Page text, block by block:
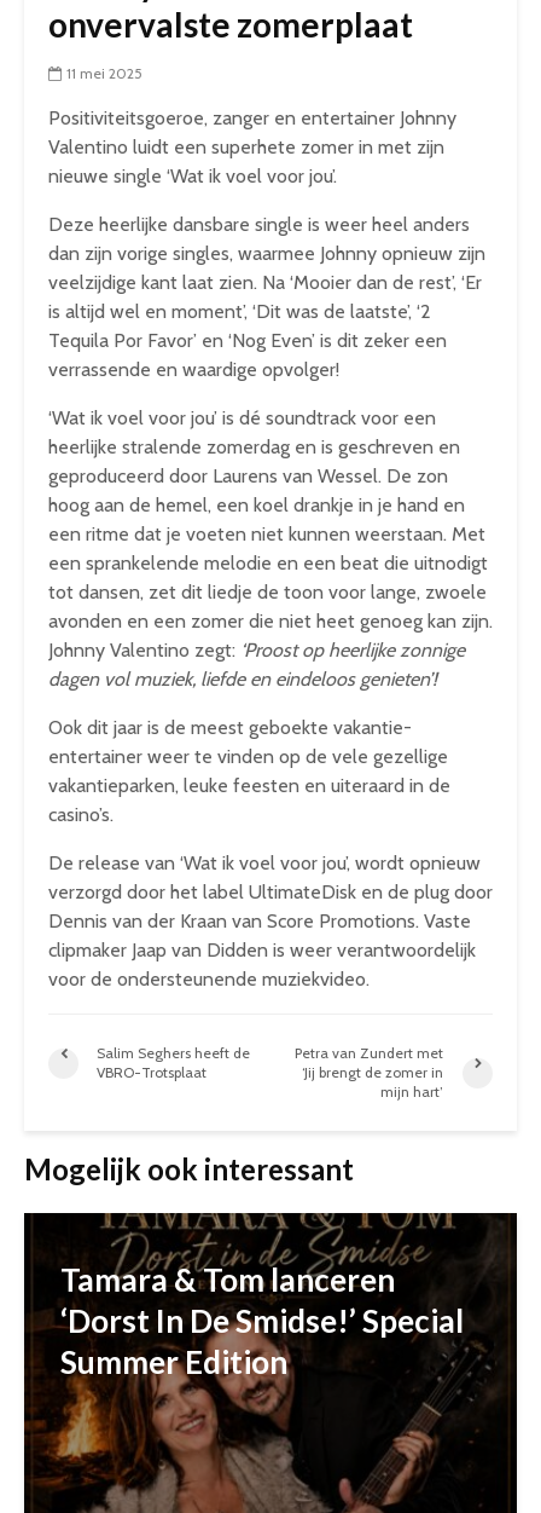
onvervalste zomerplaat
11 mei 2025
Positiviteitsgoeroe, zanger en entertainer Johnny
Valentino luidt een superhete zomer in met zijn
nieuwe single ‘Wat ik voel voor jou’.
Deze heerlijke dansbare single is weer heel anders
dan zijn vorige singles, waarmee Johnny opnieuw zijn
veelzijdige kant laat zien. Na ‘Mooier dan de rest’, ‘Er
is altijd wel en moment’, ‘Dit was de laatste’, ‘2
Tequila Por Favor’ en ‘Nog Even’ is dit zeker een
verrassende en waardige opvolger!
‘Wat ik voel voor jou’ is dé soundtrack voor een
heerlijke stralende zomerdag en is geschreven en
geproduceerd door Laurens van Wessel. De zon
hoog aan de hemel, een koel drankje in je hand en
een ritme dat je voeten niet kunnen weerstaan. Met
een sprankelende melodie en een beat die uitnodigt
tot dansen, zet dit liedje de toon voor lange, zwoele
avonden en een zomer die niet heet genoeg kan zijn.
Johnny Valentino zegt: ‘Proost op heerlijke zonnige
dagen vol muziek, liefde en eindeloos genieten’!
Ook dit jaar is de meest geboekte vakantie-
entertainer weer te vinden op de vele gezellige
vakantieparken, leuke feesten en uiteraard in de
casino’s.
De release van ‘Wat ik voel voor jou’, wordt opnieuw
verzorgd door het label UltimateDisk en de plug door
Dennis van der Kraan van Score Promotions. Vaste
clipmaker Jaap van Didden is weer verantwoordelijk
voor de ondersteunende muziekvideo.
Salim Seghers heeft de
VBRO-Trotsplaat
Petra van Zundert met
‘Jij brengt de zomer in
mijn hart’
Mogelijk ook interessant
Tamara & Tom lanceren
‘Dorst In De Smidse!’ Special
Summer Edition